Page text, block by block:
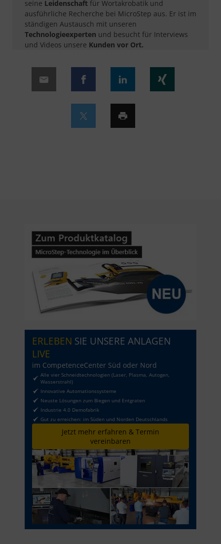
seine Leidenschaft für Wortakrobatik und
ausführliche Recherche bei MicroStep aus. Er ist im
ständigen Austausch mit unseren
Technologieexperten und besucht für Interviews
und Videos unsere Kunden vor Ort.​
ERLEBEN SIE UNSERE ANLAGEN
LIVE
im CompetenceCenter Süd oder Nord
Alle vier Schneidtechnologien (Laser, Plasma, Autogen,
Wasserstrahl)
Innovative Automationssysteme
Neuste Lösungen zum Biegen und Entgraten
Industrie 4.0 Demofabrik
Gut zu erreichen: im Süden und Norden Deutschlands
Jetzt mehr erfahren & Termin
vereinbaren